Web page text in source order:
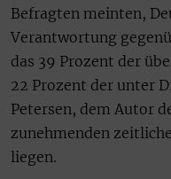
Befragten meinten,
Verantwortung
das 39 Prozent der
22 Prozent der unter
Petersen, dem Autor
zunehmenden
liegen.